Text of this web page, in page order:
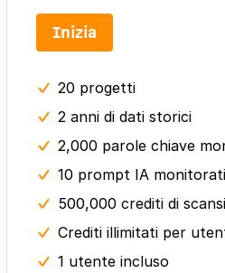
Inizia
20 progetti
2 anni di dati storici
2,000 parole chiave
10 prompt IA monitorati
500,000 crediti di
Crediti illimitati per
1 utente incluso